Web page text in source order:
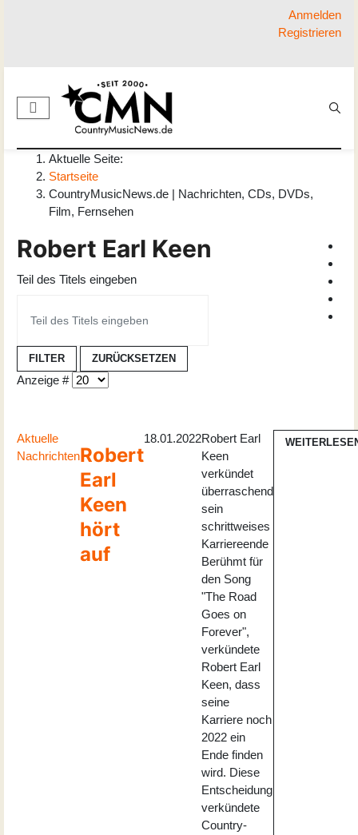
Anmelden
Registrieren
Aktuelle Seite:
Startseite
CountryMusicNews.de | Nachrichten, CDs, DVDs,
Film, Fernsehen
Robert Earl Keen
Teil des Titels eingeben
FILTER ZURÜCKSETZEN
Anzeige #
Aktuelle
NachrichtenRobert
Earl
Keen
hört
auf
18.01.2022Robert Earl
Keen
verkündet
überraschend
sein
schrittweises
Karriereende
Berühmt für
den Song
"The Road
Goes on
Forever",
verkündete
Robert Earl
Keen, dass
seine
Karriere noch
2022 ein
Ende finden
wird. Diese
Entscheidung
verkündete
Country-